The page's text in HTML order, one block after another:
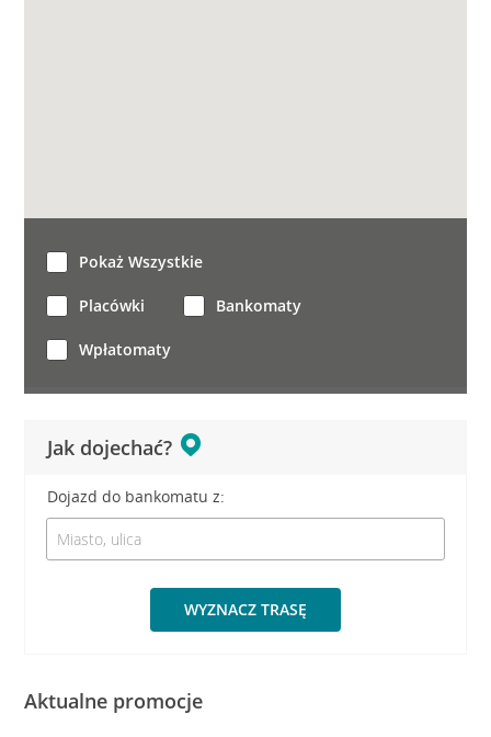
Jak dojechać?
Dojazd do bankomatu z:
WYZNACZ TRASĘ
Pokaż Wszystkie
Placówki Bankomaty
Wpłatomaty
Aktualne promocje